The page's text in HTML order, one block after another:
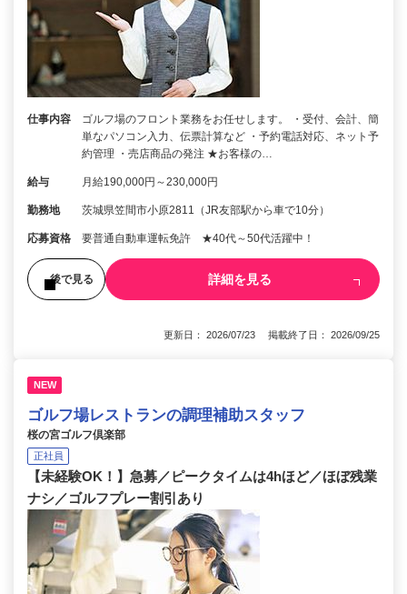
仕事内容
ゴルフ場のフロント業務をお任せします。 ・受付、会計、簡
単なパソコン入力、伝票計算など ・予約電話対応、ネット予
約管理 ・売店商品の発注 ★お客様の…
給与 月給190,000円～230,000円
勤務地 茨城県笠間市小原2811（JR友部駅から車で10分）
応募資格 要普通自動車運転免許 ★40代～50代活躍中！
後で見る 詳細を見る
更新日： 2026/07/23 掲載終了日： 2026/09/25
NEW
ゴルフ場レストランの調理補助スタッフ
桜の宮ゴルフ倶楽部
正社員
【未経験OK！】急募／ピークタイムは4hほど／ほぼ残業
ナシ／ゴルフプレー割引あり